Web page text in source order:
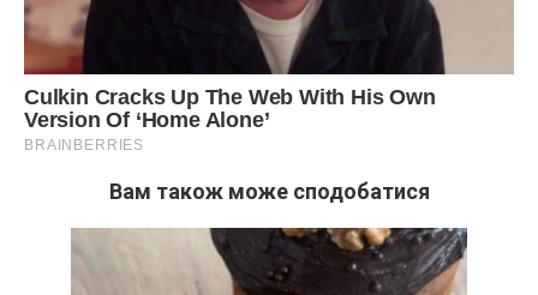
Вам також може сподобатися